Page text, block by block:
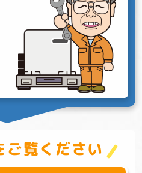
ご覧ください